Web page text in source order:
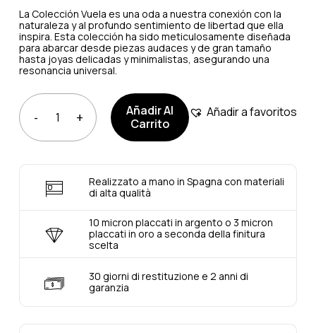
La Colección Vuela es una oda a nuestra conexión con la
naturaleza y al profundo sentimiento de libertad que ella
inspira. Esta colección ha sido meticulosamente diseñada
para abarcar desde piezas audaces y de gran tamaño
hasta joyas delicadas y minimalistas, asegurando una
resonancia universal.
Añadir Al
Carrito
Añadir a favoritos
Realizzato a mano in Spagna con materiali
di alta qualità
10 micron placcati in argento o 3 micron
placcati in oro a seconda della finitura
scelta
30 giorni di restituzione e 2 anni di
garanzia